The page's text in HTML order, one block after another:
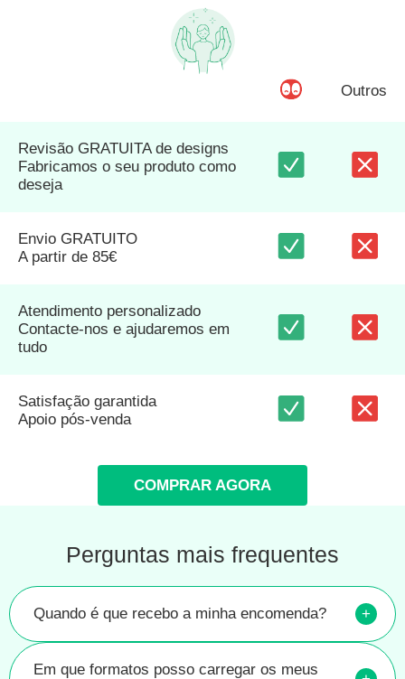
Outros
Revisão GRATUITA de designs
Fabricamos o seu produto como
deseja
Envio GRATUITO
A partir de 85€
Atendimento personalizado
Contacte-nos e ajudaremos em
tudo
Satisfação garantida
Apoio pós-venda
COMPRAR AGORA
Perguntas mais frequentes
Quando é que recebo a minha encomenda? +
Em que formatos posso carregar os meus